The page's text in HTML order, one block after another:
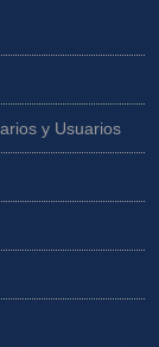
y Usuarios